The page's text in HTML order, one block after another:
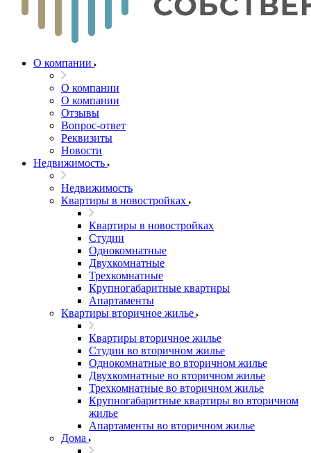
О компании
О компании
О компании
Отзывы
Вопрос-ответ
Реквизиты
Новости
Недвижимость
Недвижимость
Квартиры в новостройках
Квартиры в новостройках
Студии
Однокомнатные
Двухкомнатные
Трехкомнатные
Крупногабаритные квартиры
Апартаменты
Квартиры вторичное жилье
Квартиры вторичное жилье
Студии во вторичном жилье
Однокомнатные во вторичном жилье
Двухкомнатные во вторичном жилье
Трехкомнатные во вторичном жилье
Крупногабаритные квартиры во вторичном
жилье
Апартаменты во вторичном жилье
Дома